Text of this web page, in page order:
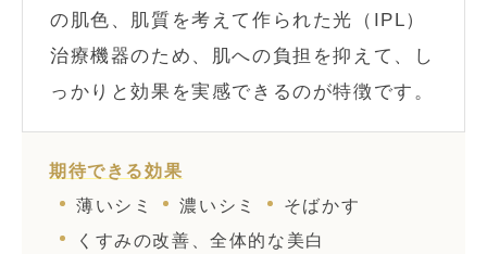
の肌色、肌質を考えて作られた光（IPL）
治療機器のため、肌への負担を抑えて、し
っかりと効果を実感できるのが特徴です。
期待できる効果
薄いシミ
濃いシミ
そばかす
くすみの改善、全体的な美白